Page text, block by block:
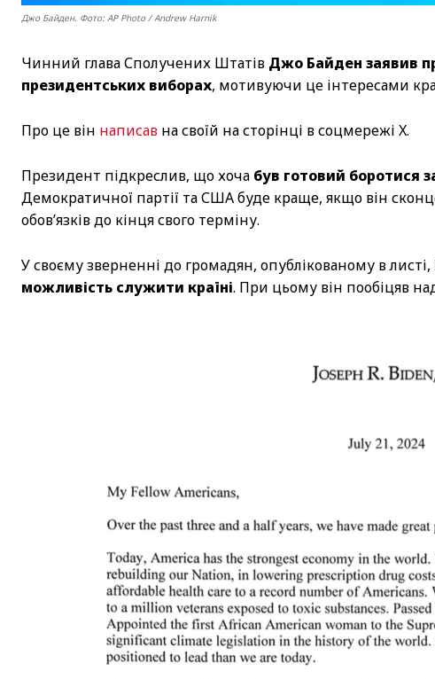
Джо Байден. Фото: AP Photo / Andrew Harnik
Чинний глава Сполучених Штатів Джо Байден заявив
президентських виборах, мотивуючи це інтересами
Про це він написав на своїй на сторінці в соцмережі X.
Президент підкреслив, що хоча був готовий боротися
Демократичної партії та США буде краще, якщо він
обов’язків до кінця свого терміну.
У своєму зверненні до громадян, опублікованому в листі,
можливість служити країні. При цьому він пообіцяв